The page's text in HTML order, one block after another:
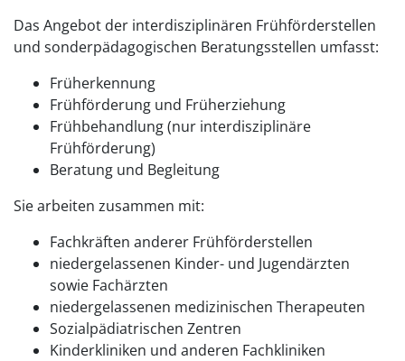
Das Angebot der interdisziplinären Frühförderstellen
und sonderpädagogischen Beratungsstellen umfasst:
Früherkennung
Frühförderung und Früherziehung
Frühbehandlung (nur interdisziplinäre
Frühförderung)
Beratung und Begleitung
Sie arbeiten zusammen mit:
Fachkräften anderer Frühförderstellen
niedergelassenen Kinder- und Jugendärzten
sowie Fachärzten
niedergelassenen medizinischen Therapeuten
Sozialpädiatrischen Zentren
Kinderkliniken und anderen Fachkliniken